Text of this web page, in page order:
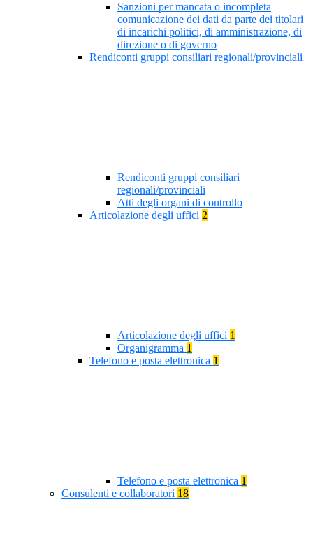
Sanzioni per mancata o incompleta
comunicazione dei dati da parte dei titolari
di incarichi politici, di amministrazione, di
direzione o di governo
Rendiconti gruppi consiliari regionali/provinciali
Rendiconti gruppi consiliari
regionali/provinciali
Atti degli organi di controllo
Articolazione degli uffici 2
Articolazione degli uffici 1
Organigramma 1
Telefono e posta elettronica 1
Telefono e posta elettronica 1
Consulenti e collaboratori 18